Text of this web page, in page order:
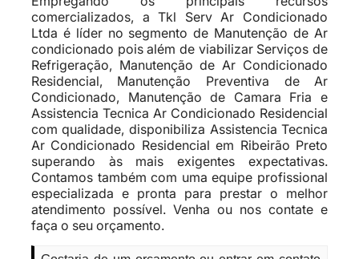
comercializados, a Tkl Serv Ar Condicionado
Ltda é líder no segmento de Manutenção de Ar
condicionado pois além de viabilizar Serviços de
Refrigeração, Manutenção de Ar Condicionado
Residencial, Manutenção Preventiva de Ar
Condicionado, Manutenção de Camara Fria e
Assistencia Tecnica Ar Condicionado Residencial
com qualidade, disponibiliza Assistencia Tecnica
Ar Condicionado Residencial em Ribeirão Preto
superando às mais exigentes expectativas.
Contamos também com uma equipe profissional
especializada e pronta para prestar o melhor
atendimento possível. Venha ou nos contate e
faça o seu orçamento.